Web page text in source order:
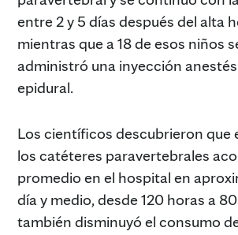
entre 2 y 5 días después del alta
mientras que a 18 de esos niños
administró una inyección
epidural.
Los científicos descubrieron que
los catéteres paravertebrales
promedio en el hospital en
día y medio, desde 120 horas a
también disminuyó el consumo